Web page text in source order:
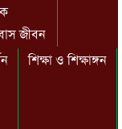
জীবন
শিক্ষা ও শিক্ষাঙ্গন